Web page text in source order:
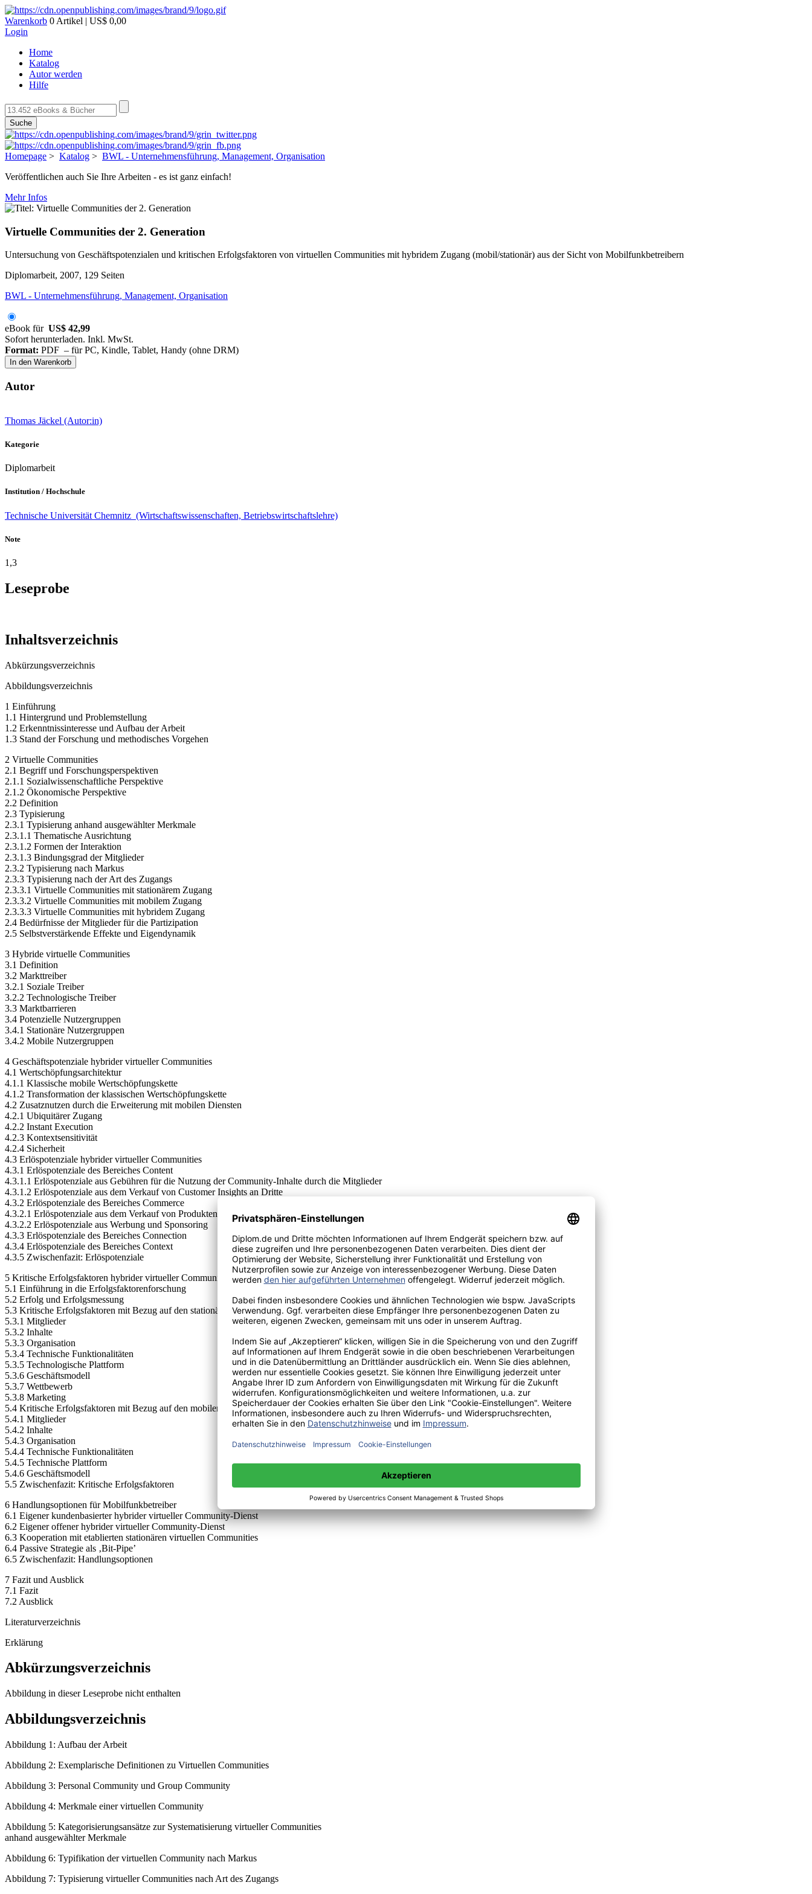
Warenkorb 0 Artikel | US$ 0,00
Login
Home
Katalog
Autor werden
Hilfe
Suche
Homepage > Katalog > BWL - Unternehmensführung, Management, Organisation
Veröffentlichen auch Sie Ihre Arbeiten - es ist ganz einfach!
Mehr Infos
Virtuelle Communities der 2. Generation
Untersuchung von Geschäftspotenzialen und kritischen Erfolgsfaktoren von virtuellen Communities mit hybridem Zugang (mobil/stationär) aus der Sicht von Mobilfunkbetreibern
Diplomarbeit, 2007, 129 Seiten
BWL - Unternehmensführung, Management, Organisation
eBook für US$ 42,99
Sofort herunterladen. Inkl. MwSt.
Format: PDF – für PC, Kindle, Tablet, Handy (ohne DRM)
In den Warenkorb
Autor
Thomas Jäckel (Autor:in)
Kategorie
Diplomarbeit
Institution / Hochschule
Technische Universität Chemnitz (Wirtschaftswissenschaften, Betriebswirtschaftslehre)
Note
1,3
Leseprobe
Inhaltsverzeichnis
Abkürzungsverzeichnis
Abbildungsverzeichnis
1 Einführung
1.1 Hintergrund und Problemstellung
1.2 Erkenntnissinteresse und Aufbau der Arbeit
1.3 Stand der Forschung und methodisches Vorgehen
2 Virtuelle Communities
2.1 Begriff und Forschungsperspektiven
2.1.1 Sozialwissenschaftliche Perspektive
2.1.2 Ökonomische Perspektive
2.2 Definition
2.3 Typisierung
2.3.1 Typisierung anhand ausgewählter Merkmale
2.3.1.1 Thematische Ausrichtung
2.3.1.2 Formen der Interaktion
2.3.1.3 Bindungsgrad der Mitglieder
2.3.2 Typisierung nach Markus
2.3.3 Typisierung nach der Art des Zugangs
2.3.3.1 Virtuelle Communities mit stationärem Zugang
2.3.3.2 Virtuelle Communities mit mobilem Zugang
2.3.3.3 Virtuelle Communities mit hybridem Zugang
2.4 Bedürfnisse der Mitglieder für die Partizipation
2.5 Selbstverstärkende Effekte und Eigendynamik
3 Hybride virtuelle Communities
3.1 Definition
3.2 Markttreiber
3.2.1 Soziale Treiber
3.2.2 Technologische Treiber
3.3 Marktbarrieren
3.4 Potenzielle Nutzergruppen
3.4.1 Stationäre Nutzergruppen
3.4.2 Mobile Nutzergruppen
4 Geschäftspotenziale hybrider virtueller Communities
4.1 Wertschöpfungsarchitektur
4.1.1 Klassische mobile Wertschöpfungskette
4.1.2 Transformation der klassischen Wertschöpfungskette
4.2 Zusatznutzen durch die Erweiterung mit mobilen Diensten
4.2.1 Ubiquitärer Zugang
4.2.2 Instant Execution
4.2.3 Kontextsensitivität
4.2.4 Sicherheit
4.3 Erlöspotenziale hybrider virtueller Communities
4.3.1 Erlöspotenziale des Bereiches Content
4.3.1.1 Erlöspotenziale aus Gebühren für die Nutzung der Community-Inhalte durch die Mitglieder
4.3.1.2 Erlöspotenziale aus dem Verkauf von Customer Insights an Dritte
4.3.2 Erlöspotenziale des Bereiches Commerce
4.3.2.1 Erlöspotenziale aus dem Verkauf von Produkten und der Vermittlung von Geschäftstransaktionen
4.3.2.2 Erlöspotenziale aus Werbung und Sponsoring
4.3.3 Erlöspotenziale des Bereiches Connection
4.3.4 Erlöspotenziale des Bereiches Context
4.3.5 Zwischenfazit: Erlöspotenziale
5 Kritische Erfolgsfaktoren hybrider virtueller Communities aus Betreibersicht
5.1 Einführung in die Erfolgsfaktorenforschung
5.2 Erfolg und Erfolgsmessung
5.3 Kritische Erfolgsfaktoren mit Bezug auf den stationären Zugang
5.3.1 Mitglieder
5.3.2 Inhalte
5.3.3 Organisation
5.3.4 Technische Funktionalitäten
5.3.5 Technologische Plattform
5.3.6 Geschäftsmodell
5.3.7 Wettbewerb
5.3.8 Marketing
5.4 Kritische Erfolgsfaktoren mit Bezug auf den mobilen Zugang
5.4.1 Mitglieder
5.4.2 Inhalte
5.4.3 Organisation
5.4.4 Technische Funktionalitäten
5.4.5 Technische Plattform
5.4.6 Geschäftsmodell
5.5 Zwischenfazit: Kritische Erfolgsfaktoren
6 Handlungsoptionen für Mobilfunkbetreiber
6.1 Eigener kundenbasierter hybrider virtueller Community-Dienst
6.2 Eigener offener hybrider virtueller Community-Dienst
6.3 Kooperation mit etablierten stationären virtuellen Communities
6.4 Passive Strategie als ‚Bit-Pipe’
6.5 Zwischenfazit: Handlungsoptionen
7 Fazit und Ausblick
7.1 Fazit
7.2 Ausblick
Literaturverzeichnis
Erklärung
Abkürzungsverzeichnis
Abbildung in dieser Leseprobe nicht enthalten
Abbildungsverzeichnis
Abbildung 1: Aufbau der Arbeit
Abbildung 2: Exemplarische Definitionen zu Virtuellen Communities
Abbildung 3: Personal Community und Group Community
Abbildung 4: Merkmale einer virtuellen Community
Abbildung 5: Kategorisierungsansätze zur Systematisierung virtueller Communities
anhand ausgewählter Merkmale
Abbildung 6: Typifikation der virtuellen Community nach Markus
Abbildung 7: Typisierung virtueller Communities nach Art des Zugangs